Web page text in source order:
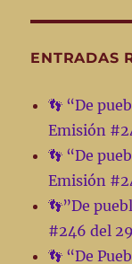
ENTRADAS
👣 “De
Emisión
👣 “De
Emisión
👣”De
#246 del
👣 “De